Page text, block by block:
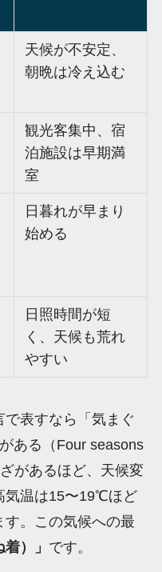
天候が不安定、
朝晩は冷え込む
観光客集中、宿
泊施設は早期満
室
日暮れが早まり
始める
日照時間が短
く、天候も荒れ
やすい
で表すなら「気まぐ
ある（Four seasons
があるほど、天候変
気温は15〜19℃ほど
す。この気候への最
）」 です。